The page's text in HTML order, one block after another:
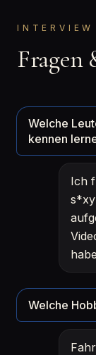
INTERVIEW
Welche
kennen
Ich
Welche